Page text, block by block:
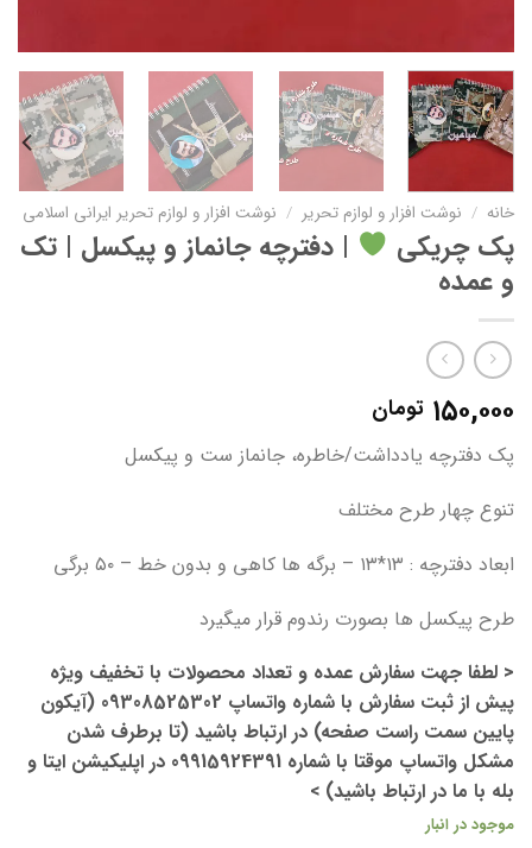
خانه / نوشت افزار و لوازم تحریر / نوشت افزار و لوازم تحریر ایرانی اسلامی
پک چریکی
| دفترچه جانماز و پیکسل | تک
و عمده
۱۵۰,۰۰۰ تومان
پک دفترچه یادداشت/خاطره، جانماز ست و پیکسل
تنوع چهار طرح مختلف
ابعاد دفترچه : ۱۳*۱۳ – برگه ها کاهی و بدون خط – ۵۰ برگی
طرح پیکسل ها بصورت رندوم قرار میگیرد
< لطفا جهت سفارش عمده و تعداد محصولات با تخفیف ویژه
پیش از ثبت سفارش با شماره واتساپ 09308525302 (آیکون
پایین سمت راست صفحه) در ارتباط باشید (تا برطرف شدن
مشکل واتساپ موقتا با شماره 09915924391 در اپلیکیشن ایتا و
بله با ما در ارتباط باشید) >
موجود در انبار